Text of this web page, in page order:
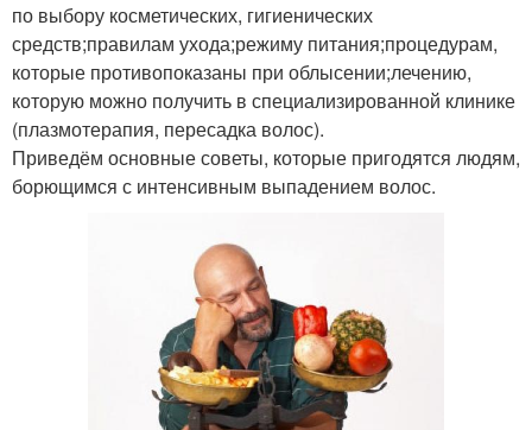
по выбору косметических, гигиенических
средств;правилам ухода;режиму питания;процедурам,
которые противопоказаны при облысении;лечению,
которую можно получить в специализированной клинике
(плазмотерапия, пересадка волос).
Приведём основные советы, которые пригодятся людям,
борющимся с интенсивным выпадением волос.